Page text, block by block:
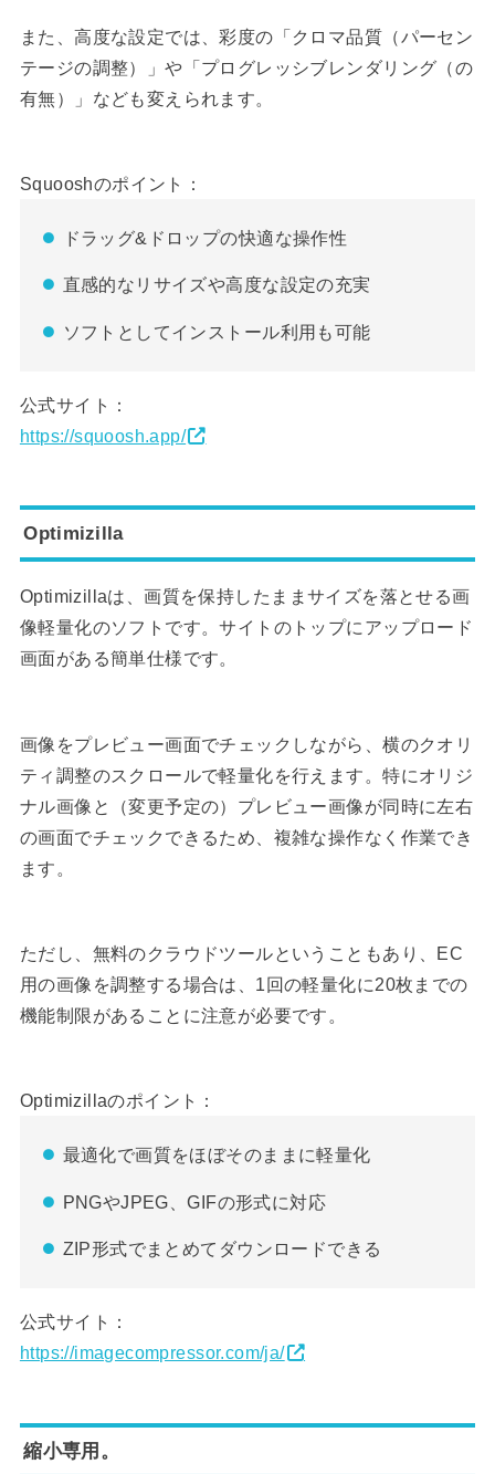
また、高度な設定では、彩度の「クロマ品質（パーセン
テージの調整）」や「プログレッシブレンダリング（の
有無）」なども変えられます。
Squooshのポイント：
ドラッグ&ドロップの快適な操作性
直感的なリサイズや高度な設定の充実
ソフトとしてインストール利用も可能
公式サイト：
https://squoosh.app/
Optimizilla
Optimizillaは、画質を保持したままサイズを落とせる画
像軽量化のソフトです。サイトのトップにアップロード
画面がある簡単仕様です。
画像をプレビュー画面でチェックしながら、横のクオリ
ティ調整のスクロールで軽量化を行えます。特にオリジ
ナル画像と（変更予定の）プレビュー画像が同時に左右
の画面でチェックできるため、複雑な操作なく作業でき
ます。
ただし、無料のクラウドツールということもあり、EC
用の画像を調整する場合は、1回の軽量化に20枚までの
機能制限があることに注意が必要です。
Optimizillaのポイント：
最適化で画質をほぼそのままに軽量化
PNGやJPEG、GIFの形式に対応
ZIP形式でまとめてダウンロードできる
公式サイト：
https://imagecompressor.com/ja/
縮小専用。